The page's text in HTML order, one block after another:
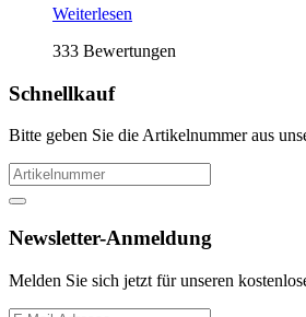
Weiterlesen
333 Bewertungen
Schnellkauf
Bitte geben Sie die Artikelnummer aus
Newsletter-Anmeldung
Melden Sie sich jetzt für unseren